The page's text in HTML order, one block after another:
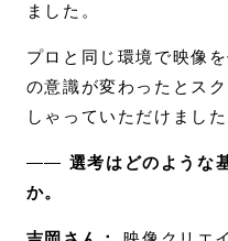
ました。
プロと同じ環境で映像
の意識が変わったとス
しゃっていただけました
―― 選考はどのような
か。